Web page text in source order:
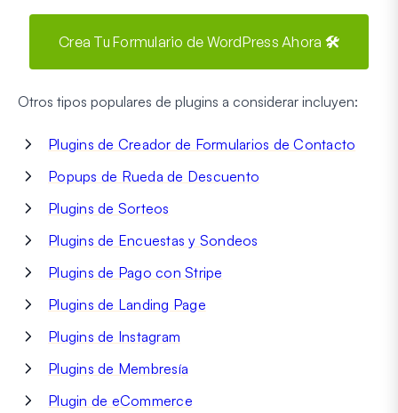
Crea Tu Formulario de WordPress Ahora 🛠️
Otros tipos populares de plugins a considerar incluyen:
Plugins de Creador de Formularios de Contacto
Popups de Rueda de Descuento
Plugins de Sorteos
Plugins de Encuestas y Sondeos
Plugins de Pago con Stripe
Plugins de Landing Page
Plugins de Instagram
Plugins de Membresía
Plugin de eCommerce